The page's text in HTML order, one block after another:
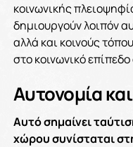
κοινωνικής
δημιουργούν λοιπόν
αλλά και κοινούς
στο κοινωνικό
Αυτονομία
Αυτό σημαίνει
χώρου συνίσταται